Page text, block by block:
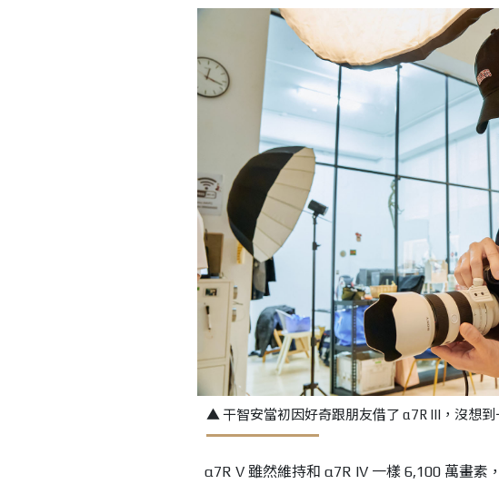
▲ 干智安當初因好奇跟朋友借了 α7R III，沒想到
α7R V 雖然維持和 α7R IV 一樣 6,100 萬畫素